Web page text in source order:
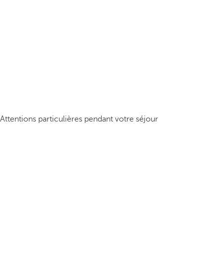
Attentions particulières pendant votre séjour